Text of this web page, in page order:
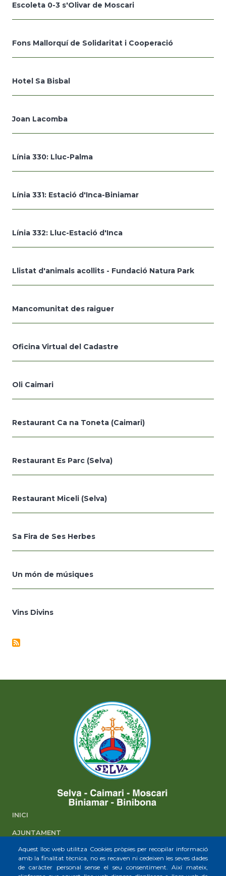
Escoleta 0-3 s'Olivar de Moscari
Fons Mallorquí de Solidaritat i Cooperació
Hotel Sa Bisbal
Joan Lacomba
Línia 330: Lluc-Palma
Línia 331: Estació d'Inca-Biniamar
Línia 332: Lluc-Estació d'Inca
Llistat d'animals acollits - Fundació Natura Park
Mancomunitat des raiguer
Oficina Virtual del Cadastre
Oli Caimari
Restaurant Ca na Toneta (Caimari)
Restaurant Es Parc (Selva)
Restaurant Miceli (Selva)
Sa Fira de Ses Herbes
Un món de músiques
Vins Divins
Aquest lloc web utilitza Cookies pròpies per recopilar informació
amb la finalitat tècnica, no es recaven ni cedeixen les seves dades
de caràcter personal sense el seu consentiment. Així mateix,
INICI
AJUNTAMENT
SELVA
CAIMARI